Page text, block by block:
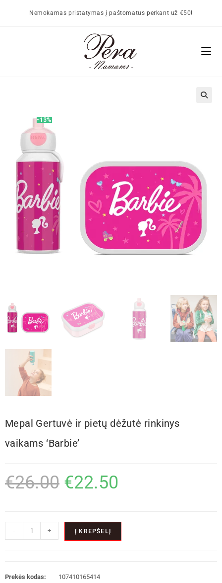
Nemokamas pristatymas į paštomatus perkant už €50!
-13%
Mepal Gertuvė ir pietų dėžutė rinkinys
vaikams ‘Barbie’
€26.00 €22.50
- + Į KREPŠELĮ
Prekės kodas:
107410165414